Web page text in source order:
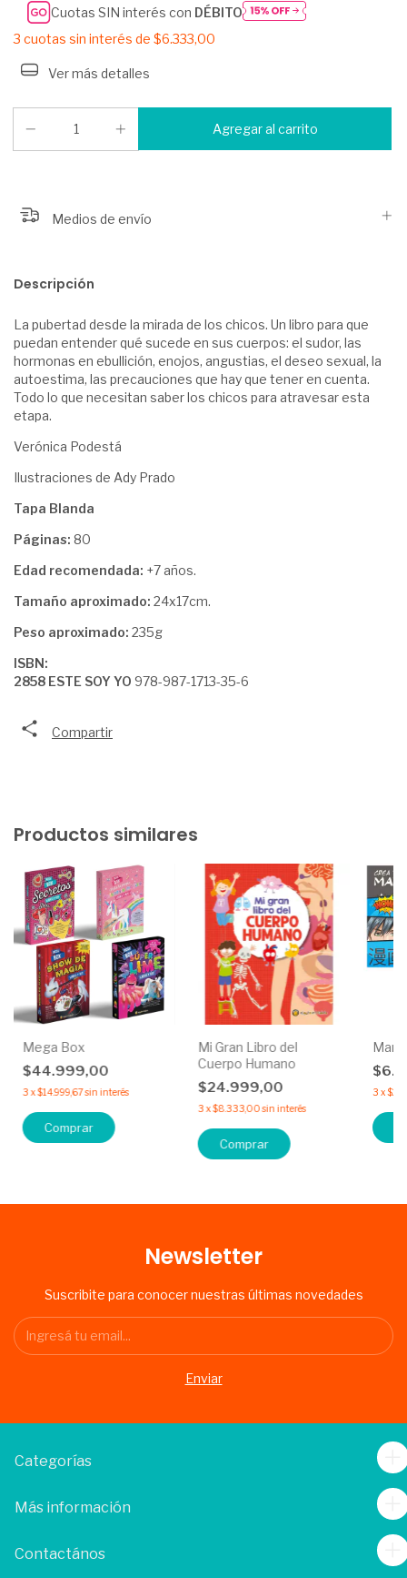
Cuotas SIN interés con DÉBITO
3 cuotas sin interés de $6.333,00
Ver más detalles
Medios de envío
Descripción
La pubertad desde la mirada de los chicos. Un libro para que
puedan entender qué sucede en sus cuerpos: el sudor, las
hormonas en ebullición, enojos, angustias, el deseo sexual, la
autoestima, las precauciones que hay que tener en cuenta.
Todo lo que necesitan saber los chicos para atravesar esta
etapa.
Verónica Podestá
Ilustraciones de Ady Prado
Tapa Blanda
Páginas: 80
Edad recomendada: +7 años.
Tamaño aproximado: 24x17cm.
Peso aproximado: 235g
ISBN:
2858 ESTE SOY YO 978-987-1713-35-6
Compartir
Productos similares
Mega Box
$44.999,00
3 x$14.999,67sin interés
Comprar
Mi Gran Libro del
Cuerpo Humano
$24.999,00
3 x$8.333,00 sin interés
3 x
Newsletter
Suscribite para conocer nuestras últimas novedades
Categorías
Más información
Contactános